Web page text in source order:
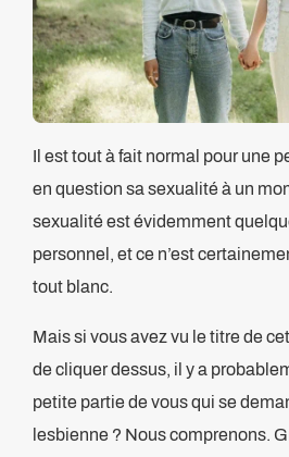
Il est tout à fait normal pour une
en question sa sexualité à un
sexualité est évidemment
personnel, et ce n’est
tout blanc.
Mais si vous avez vu le titre de
de cliquer dessus, il y a
petite partie de vous qui se
lesbienne ? Nous comprenons.